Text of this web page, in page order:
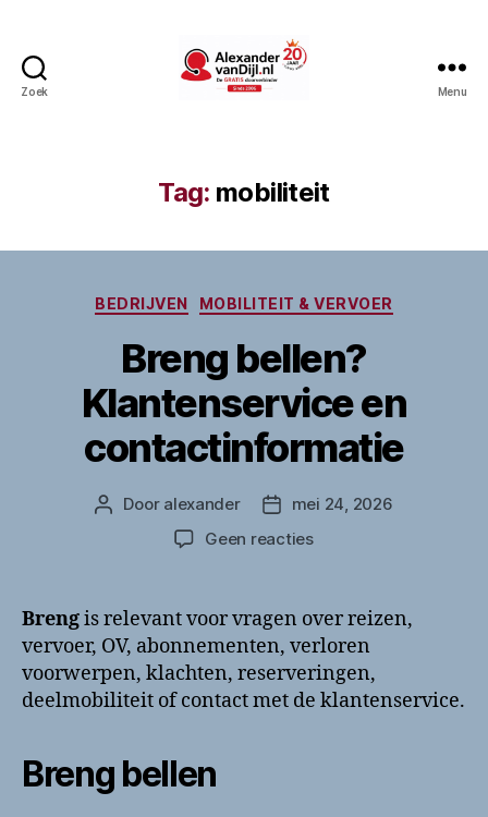
Zoek Menu
Tag: mobiliteit
Categorieën
BEDRIJVEN MOBILITEIT & VERVOER
Breng bellen?
Klantenservice en
contactinformatie
Berichtauteur
Door alexander Berichtdatum
mei 24, 2026
Geen reactiesop
Klantenservice
en
contactinformatie
Brengis relevant voor vragen over reizen,
vervoer, OV, abonnementen, verloren
voorwerpen, klachten, reserveringen,
deelmobiliteit of contact met de klantenservice.
Breng bellen